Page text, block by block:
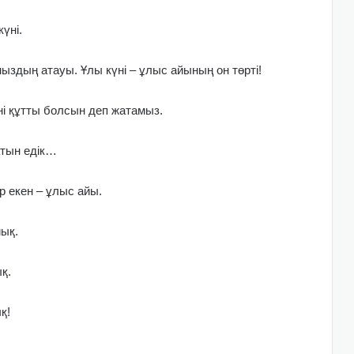
атауы. Ұлы күні – ұлыс айының он төрті!
құтты болсын деп жатамыз.
едік…
екен – ұлыс айы.